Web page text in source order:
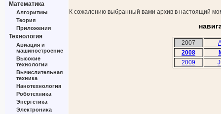
Математика
Алгоритмы
Теория
Приложения
Технология
Авиация и
машиностроение
Высокие
технологии
Вычислительная
техника
Нанотехнология
Роботехника
Энергетика
Электроника
К сожалению выбранный вами архив в настоящий
2007
2008
2009